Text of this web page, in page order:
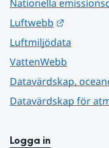
Nationella
Luftwebb
Luftmiljödata
VattenWebb
Datavärdskap,
Datavärdskap för
Logga in